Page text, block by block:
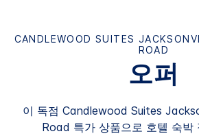
CANDLEWOOD SUITES
ROAD
오퍼
이 독점 Candlewood Suites
Road 특가 상품으로 호텔 숙박